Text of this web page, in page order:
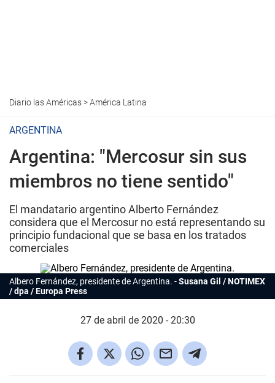
Diario las Américas>América Latina
ARGENTINA
Argentina: "Mercosur sin sus
miembros no tiene sentido"
El mandatario argentino Alberto Fernández
considera que el Mercosur no está representando su
principio fundacional que se basa en los tratados
comerciales
Albero Fernández, presidente de Argentina.
Susana Gil / NOTIMEX
/ dpa / Europa Press
27 de abril de 2020 - 20:30